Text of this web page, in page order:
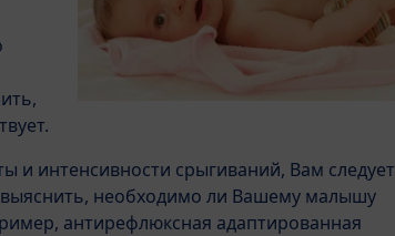
и интенсивности срыгиваний, Вам следует
необходимо ли Вашему малышу
антирефлюксная адаптированная